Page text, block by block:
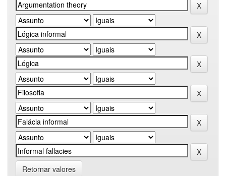
Retornar valores